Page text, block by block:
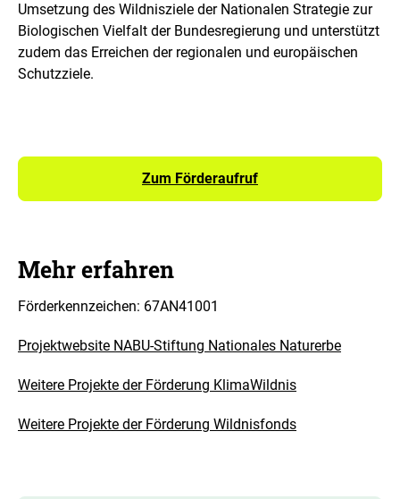
Umsetzung des Wildnisziele der Nationalen Strategie zur
Biologischen Vielfalt der Bundesregierung und unterstützt
zudem das Erreichen der regionalen und europäischen
Schutzziele.
Zum Förderaufruf
Mehr erfahren
Förderkennzeichen: 67AN41001
Projektwebsite NABU-Stiftung Nationales Naturerbe
Weitere Projekte der Förderung KlimaWildnis
Weitere Projekte der Förderung Wildnisfonds